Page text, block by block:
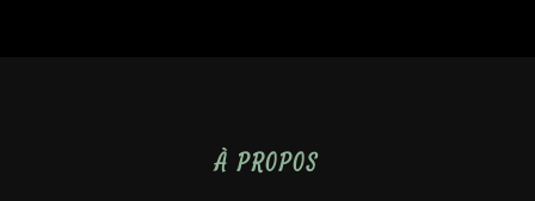
À PROPOS